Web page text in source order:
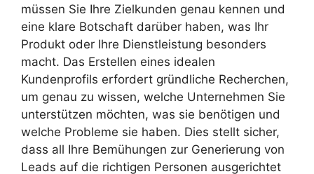
müssen Sie Ihre Zielkunden genau kennen und
eine klare Botschaft darüber haben, was Ihr
Produkt oder Ihre Dienstleistung besonders
macht. Das Erstellen eines idealen
Kundenprofils erfordert gründliche Recherchen,
um genau zu wissen, welche Unternehmen Sie
unterstützen möchten, was sie benötigen und
welche Probleme sie haben. Dies stellt sicher,
dass all Ihre Bemühungen zur Generierung von
Leads auf die richtigen Personen ausgerichtet